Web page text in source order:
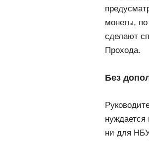
монеты,
сделают
Прохода.
Без
нуждается
ни для